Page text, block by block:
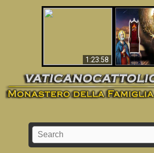
1:23:58
La Bibbia
70 anni